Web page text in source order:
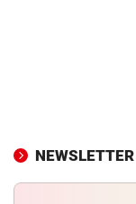
NEWSLETTER